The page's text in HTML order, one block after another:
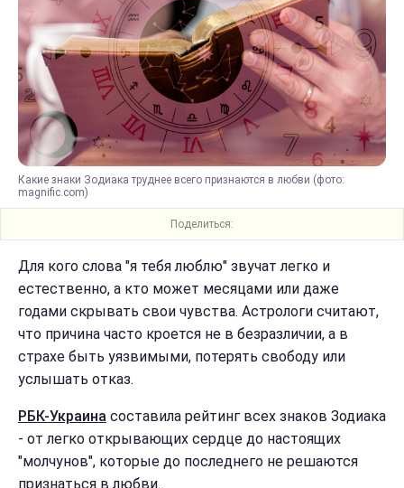
Какие знаки Зодиака труднее всего признаются в любви (фото:
magnific.com)
Поделиться:
Для кого слова "я тебя люблю" звучат легко и
естественно, а кто может месяцами или даже
годами скрывать свои чувства. Астрологи считают,
что причина часто кроется не в безразличии, а в
страхе быть уязвимыми, потерять свободу или
услышать отказ.
РБК-Украина составила рейтинг всех знаков Зодиака
- от легко открывающих сердце до настоящих
"молчунов", которые до последнего не решаются
признаться в любви.